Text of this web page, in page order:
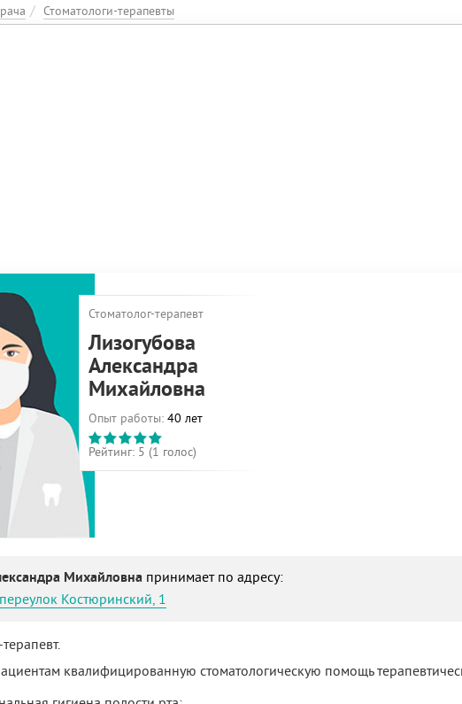
Стоматологи-терапевты
Стоматолог-терапевт
Лизогубова
Александра
Михайловна
Опыт работы: 40 лет
Рейтинг: 5 (1 голос)
Михайловна принимает по адресу:
переулок Костюринский, 1
квалифицированную стоматологическую помощь